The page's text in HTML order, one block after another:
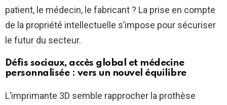
patient, le médecin, le fabricant ? La prise en compte
de la propriété intellectuelle s’impose pour sécuriser
le futur du secteur.
Défis sociaux, accès global et médecine
personnalisée : vers un nouvel équilibre
L’imprimante 3D semble rapprocher la prothèse